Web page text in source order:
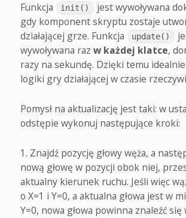
Funkcja init()
jest wywoływana
gdy komponent skryptu zostaje
działającej grze. Funkcja
update()
wywoływana raz w każdej klatce,
razy na sekundę. Dzięki temu
logiki gry działającej w czasie
Pomysł na aktualizację jest taki: w
odstępie wykonuj następujące kroki:
Znajdź pozycję głowy węża, a
nową głowę w pozycji obok niej,
aktualny kierunek ruchu. Jeśli więc
o X=1 i Y=0, a aktualna głowa jest w
Y=0, nowa głowa powinna znaleźć się